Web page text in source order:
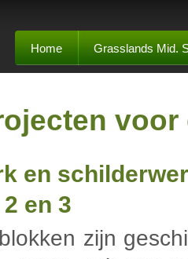
Home Grasslands Mid.
en
en 3
zijn